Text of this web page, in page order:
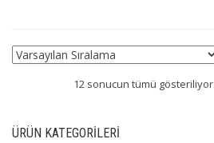
12 sonucun tümü gösteriliyor
ÜRÜN KATEGORILERI